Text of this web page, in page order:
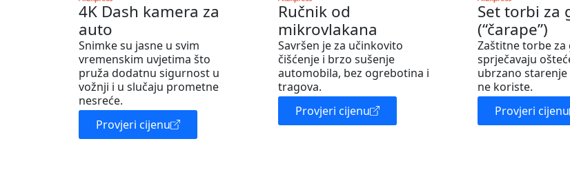
4K Dash kamera za
auto
Snimke su jasne u svim
vremenskim uvjetima što
pruža dodatnu sigurnost u
vožnji i u slučaju prometne
nesreće.
Provjeri cijenu
Ručnik od
mikrovlakana
Savršen je za učinkovito
čišćenje i brzo sušenje
automobila, bez ogrebotina i
tragova.
Provjeri cijenu
Set torbi za
(“čarape”)
Zaštitne torbe za
sprječavaju
ubrzano
ne koriste.
Provjeri cijenu